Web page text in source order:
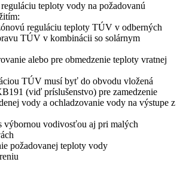
teploty vody na požadovanú
reguláciu teploty TÚV v odberných
TÚV v kombinácii so solárnym
alebo pre obmedzenie teploty vratnej
TÚV musí byť do obvodu vložená
(viď príslušenstvo) pre zamedzenie
vody a ochladzovanie vody na výstupe z
výbornou vodivosťou aj pri malých
požadovanej teploty vody